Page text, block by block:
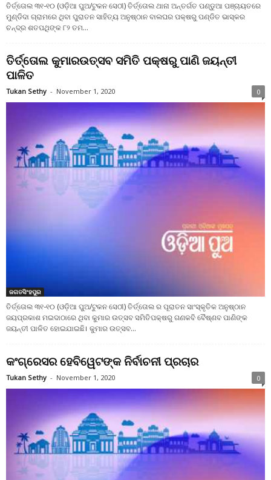
ତିର୍ତ୍ତୋଲ ୩୧-୧୦ (ଓଡ଼ିଆ ପୁଅ/ଟୁକନ ସେଠୀ) ତିର୍ତ୍ତୋଲ ଥାନା ଅନ୍ତର୍ଗତ ପଣ୍ଡୁଆ ପଞ୍ଚାୟତରେ
ମୁଣ୍ଡିଦା ଗ୍ରାମରେ ଥିବା ପୁରାତନ ସାହିତ୍ୟ ଅନୁଷ୍ଠାନ ବାଲଘର ପକ୍ଷରୁ ପଣ୍ଡିତ ଭାସ୍କର
ଚନ୍ଦ୍ର ଶତପଥିଙ୍କ ୮୨ ତମ...
ତିର୍ତ୍ତୋଲ କୁମାରଉତ୍ସବ ସମିତି ପକ୍ଷରୁ ପାଣି ଜୟନ୍ତୀ
ପାଳିତ
Tukan Sethy - November 1, 2020 0
ଜଗତସିଂହପୁର
ତିର୍ତ୍ତୋଲ ୩୧-୧୦ (ଓଡ଼ିଆ ପୁଅ/ଟୁକନ ସେଠୀ) ତିର୍ତ୍ତୋଲ ର ପୂରାତନ ସାଂସ୍କୃତିକ ଅନୁଷ୍ଠାନ
ଜୟପ୍ରକାଶ ମଇଦାଠାରେ ଥିବା କୁମାର ଉତ୍ସବ ସମିତିପକ୍ଷରୁ ଗଣକବି ବୈଷ୍ଣବ ପାଣିଙ୍କ
ଜୟନ୍ତୀ ପାଳିତ ହୋଇଯାଇଛି। କୁମାର ଉତ୍ସବ...
କଂଗ୍ରେସର ହେବିୱେଟଙ୍କ ନିର୍ବାଚନୀ ପ୍ରଚାର
Tukan Sethy - November 1, 2020 0